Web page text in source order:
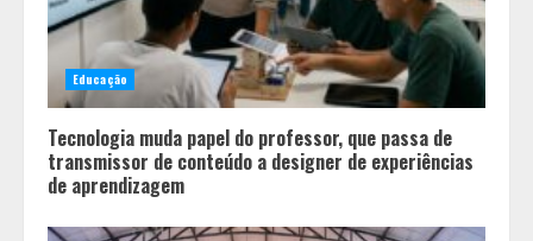
Tecnologia que “lê” o solo
transforma manejo agrícola e
comprova ganhos de produtividade
Educação
Tecnologia muda papel do professor, que passa de
transmissor de conteúdo a designer de experiências
de aprendizagem